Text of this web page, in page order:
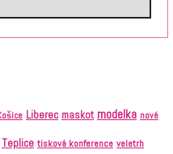
Liberec maskot modelka nové
Teplice tisková konference veletrh